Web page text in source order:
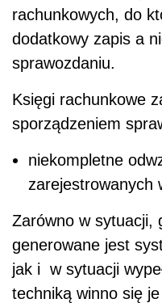
rachunkowych, do
dodatkowy zapis a
sprawozdaniu.
Księgi rachunkowe
sporządzeniem
niekompletne
zarejestrowanych
Zarówno w sytuacji,
generowane jest
jak i w sytuacji
techniką winno się